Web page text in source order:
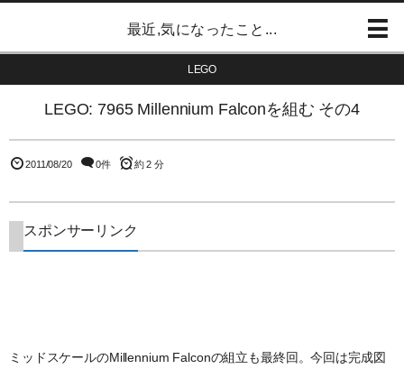
最近,気になったこと...
LEGO
LEGO: 7965 Millennium Falconを組む その4
2011/08/20 0件 約 2 分
スポンサーリンク
ミッドスケールのMillennium Falconの組立も最終回。今回は完成図